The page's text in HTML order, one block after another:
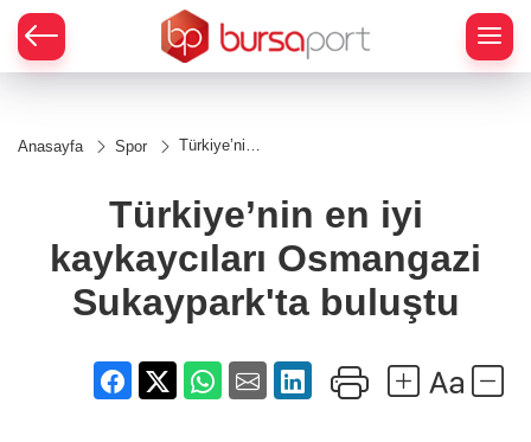
Anasayfa Spor
Türkiye’nin
Osmangazi
Sukaypark'ta
buluştu
Türkiye’nin en iyi
kaykaycıları Osmangazi
Sukaypark'ta buluştu